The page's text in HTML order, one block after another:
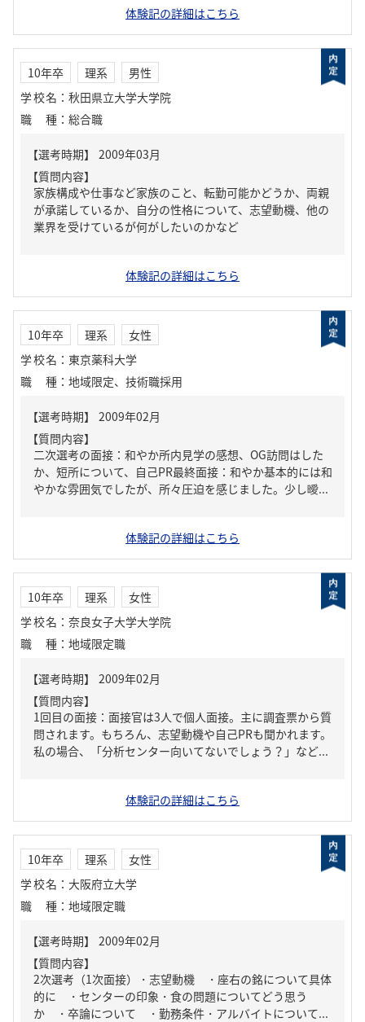
体験記の詳細はこちら
10年卒 理系
男性
学校名 ： 秋田県立大学大学院
職種 ： 総合職
【質問内容】
家族構成や仕事など家族のこと、転勤可能かどうか、両親
が承諾しているか、自分の性格について、志望動機、他の
業界を受けているが何がしたいのかなど
体験記の詳細はこちら
10年卒 理系
女性
学校名 ： 東京薬科大学
職種 ： 地域限定、技術職採用
【質問内容】
二次選考の面接：和やか所内見学の感想、OG訪問はした
か、短所について、自己PR最終面接：和やか基本的には和
やかな雰囲気でしたが、所々圧迫を感じました。少し曖...
体験記の詳細はこちら
10年卒 理系
女性
学校名 ： 奈良女子大学大学院
職種 ： 地域限定職
【質問内容】
1回目の面接：面接官は3人で個人面接。主に調査票から質
問されます。もちろん、志望動機や自己PRも聞かれます。
私の場合、「分析センター向いてないでしょう？」など...
体験記の詳細はこちら
10年卒 理系
女性
学校名 ： 大阪府立大学
職種 ： 地域限定職
【質問内容】
2次選考（1次面接）・志望動機 ・座右の銘について具体
的に ・センターの印象・食の問題についてどう思う
か ・卒論について ・勤務条件・アルバイトについて...